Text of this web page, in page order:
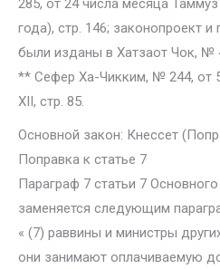
285, от 24 числа месяца
года), стр. 146; законопроект и
были изданы в Хатзаот Чок, №
** Сефер Ха-Чикким, № 244, от
XII, стр. 85.
Основной закон: Кнессет
Поправка к статье 7
Параграф 7 статьи 7
заменяется следующим
« (7) раввины и министры
они занимают оплачиваемую